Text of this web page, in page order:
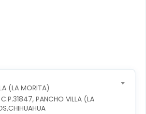
(LA MORITA)